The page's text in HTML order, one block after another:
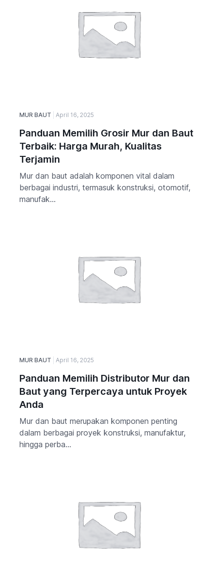
MUR BAUT April 16, 2025
Panduan Memilih Grosir Mur dan Baut
Terbaik: Harga Murah, Kualitas
Terjamin
Mur dan baut adalah komponen vital dalam
berbagai industri, termasuk konstruksi, otomotif,
manufak...
MUR BAUT April 16, 2025
Panduan Memilih Distributor Mur dan
Baut yang Terpercaya untuk Proyek
Anda
Mur dan baut merupakan komponen penting
dalam berbagai proyek konstruksi, manufaktur,
hingga perba...